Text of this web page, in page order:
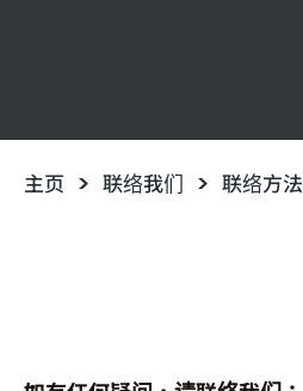
主页 联络我们 联络方法